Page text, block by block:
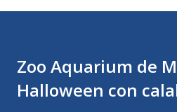
Zoo Aquarium de
Halloween con